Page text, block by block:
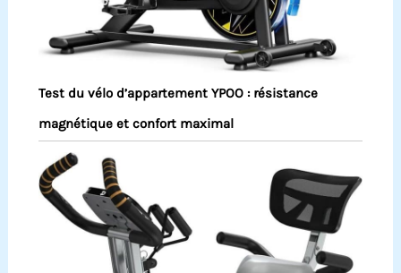
Test du vélo d’appartement YPOO : résistance
magnétique et confort maximal